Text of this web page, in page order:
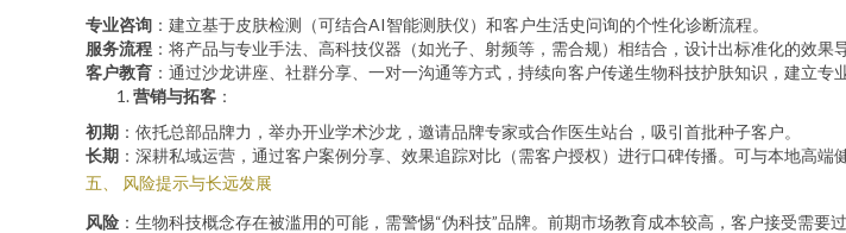
专业咨询 ：建立基于皮肤检测（可结合AI智能测肤仪）和客户生活史问询的个性化诊断流程。
服务流程 ：将产品与专业手法、高科技仪器（如光子、射频等，需合规）相结合，设计出标准化的效果
客户教育 ：通过沙龙讲座、社群分享、一对一沟通等方式，持续向客户传递生物科技护肤知识，建立专
营销与拓客 ：
初期 ：依托总部品牌力，举办开业学术沙龙，邀请品牌专家或合作医生站台，吸引首批种子客户。
长期 ：深耕私域运营，通过客户案例分享、效果追踪对比（需客户授权）进行口碑传播。可与本地高端
五、 风险提示与长远发展
风险 ：生物科技概念存在被滥用的可能，需警惕“伪科技”品牌。前期市场教育成本较高，客户接受需要